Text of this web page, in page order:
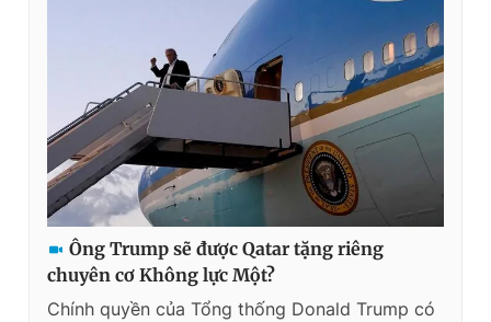
Ông Trump sẽ được Qatar tặng riêng
chuyên cơ Không lực Một?
Chính quyền của Tổng thống Donald Trump có